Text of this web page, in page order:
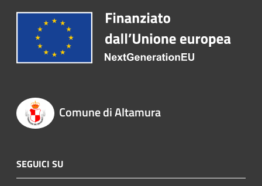
Comune di Altamura
SEGUICI SU